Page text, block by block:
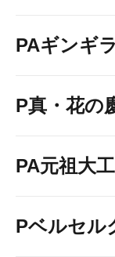
PAギンギ
P真・花の
PA元祖大
Pベルセル